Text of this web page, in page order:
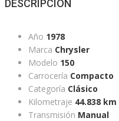
DESCRIPCIÓN
Año 1978
Marca Chrysler
Modelo 150
Carrocería Compacto
Categoría Clásico
Kilometraje 44.838 km
Transmisión Manual